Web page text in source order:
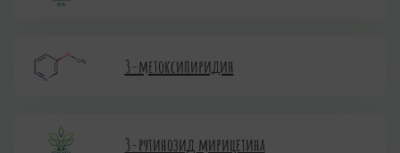
3-метоксипиридин
3-рутинозид мирицетина